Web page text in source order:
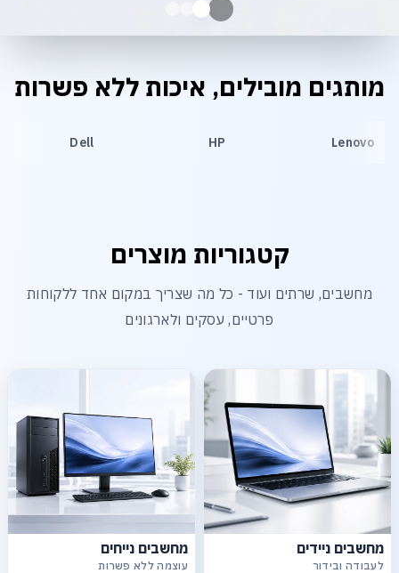
מותגים מובילים, איכות ללא פשרות
Dell HP Lenovo
קטגוריות מוצרים
מחשבים, שרתים ועוד - כל מה שצריך במקום אחד ללקוחות
פרטיים, עסקים ולארגונים
מחשבים ניידים
לעבודה ובידור
מחשבים נייחים
עוצמה ללא פשרות